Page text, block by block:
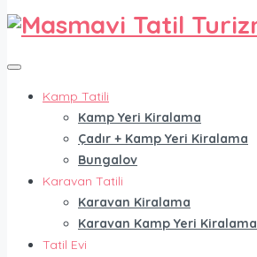
Kamp Tatili
Kamp Yeri Kiralama
Çadır + Kamp Yeri Kiralama
Bungalov
Karavan Tatili
Karavan Kiralama
Karavan Kamp Yeri Kiralama
Tatil Evi